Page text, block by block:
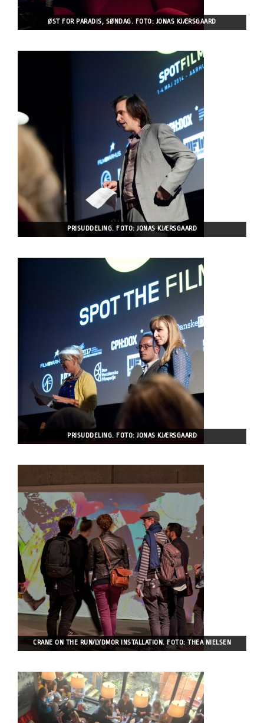
ØST FOR PARADIS, SØNDAG. FOTO: JONAS KJÆRSGAARD
PRISUDDELING. FOTO: JONAS KJÆRSGAARD
PRISUDDELING. FOTO: JONAS KJÆRSGAARD
CRANE ON THE RUN/LYDMOR INSTALLATION. FOTO: THEA NIELSEN